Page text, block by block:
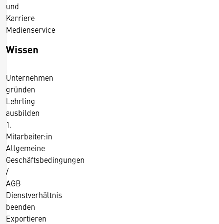
und
Karriere
Medienservice
Wissen
Unternehmen
gründen
Lehrling
ausbilden
1.
Mitarbeiter:in
Allgemeine
Geschäftsbedingungen
/
AGB
Dienstverhältnis
beenden
Exportieren